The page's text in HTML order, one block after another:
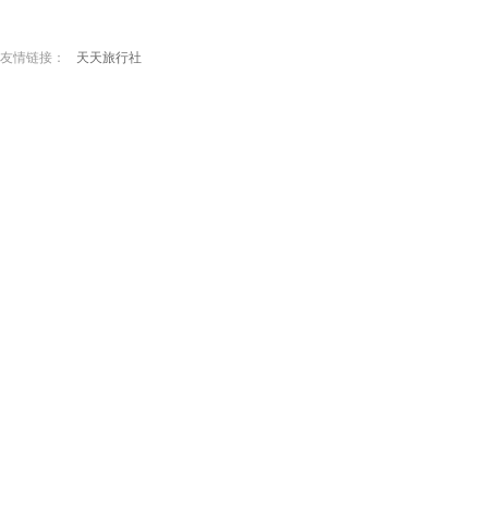
友情链接： 天天旅行社